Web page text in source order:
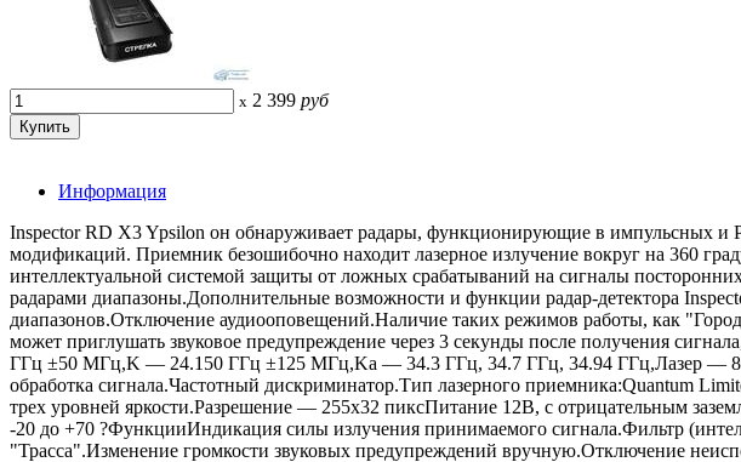
x 2 399 руб
Информация
Inspector RD X3 Ypsilon он обнаруживает радары, функционирующие в импульсных
модификаций. Приемник безошибочно находит лазерное излучение вокруг на 360
интеллектуальной системой защиты от ложных срабатываний на сигналы
радарами диапазоны.Дополнительные возможности и функции радар-детектора
диапазонов.Отключение аудиооповещений.Наличие таких режимов работы, как
может приглушать звуковое предупреждение через 3 секунды после получения
ГГц ±50 МГц,K — 24.150 ГГц ±125 МГц,Ka — 34.3 ГГц, 34.7 ГГц, 34.94 ГГц,Лазер —
обработка сигнала.Частотный дискриминатор.Тип лазерного приемника:Quantum
трех уровней яркости.Разрешение — 255х32 пиксПитание 12В, с отрицательным
-20 до +70 ?ФункцииИндикация силы излучения принимаемого сигнала.Фильтр
"Трасса".Изменение громкости звуковых предупреждений вручную.Отключение